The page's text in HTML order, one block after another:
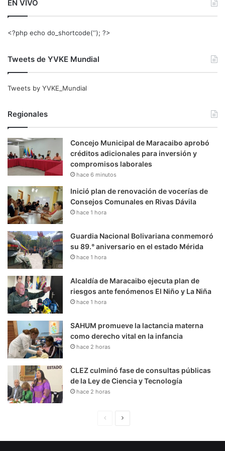
EN VIVO
<?php echo do_shortcode(‘‘); ?>
Tweets de YVKE Mundial
Tweets by YVKE_Mundial
Regionales
Concejo Municipal de Maracaibo aprobó
créditos adicionales para inversión y
compromisos laborales
hace 6 minutos
Inició plan de renovación de vocerías de
Consejos Comunales en Rivas Dávila
hace 1 hora
Guardia Nacional Bolivariana conmemoró
su 89.° aniversario en el estado Mérida
hace 1 hora
Alcaldía de Maracaibo ejecuta plan de
riesgos ante fenómenos El Niño y La Niña
hace 1 hora
SAHUM promueve la lactancia materna
como derecho vital en la infancia
hace 2 horas
CLEZ culminó fase de consultas públicas
de la Ley de Ciencia y Tecnología
hace 2 horas